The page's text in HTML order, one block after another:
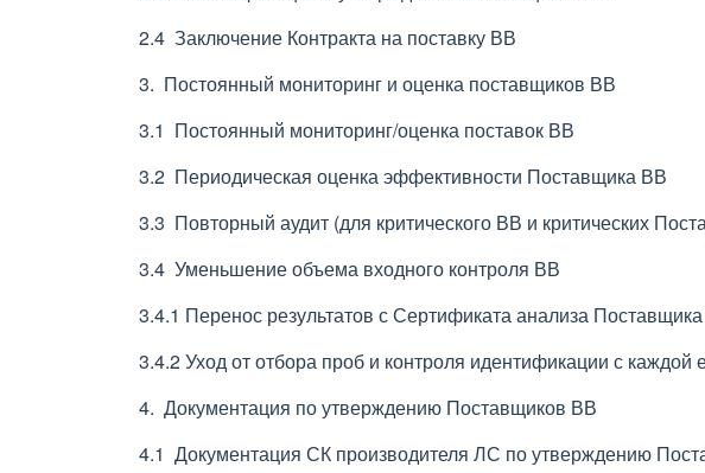
2.4 Заключение Контракта на поставку ВВ
3. Постоянный мониторинг и оценка поставщиков ВВ
3.1 Постоянный мониторинг/оценка поставок ВВ
3.2 Периодическая оценка эффективности Поставщика ВВ
3.3 Повторный аудит (для критического ВВ и критических
3.4 Уменьшение объема входного контроля ВВ
3.4.1 Перенос результатов с Сертификата анализа
3.4.2 Уход от отбора проб и контроля идентификации с каждой
4. Документация по утверждению Поставщиков ВВ
4.1 Документация СК производителя ЛС по утверждению